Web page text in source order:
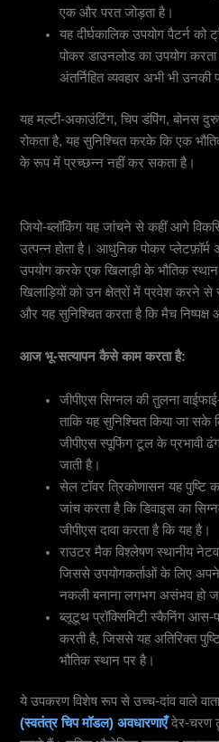
एक और परत जोड़ता है।
यह दीर्घकालिक उपयोग पैटर्न
पोकर डाउनलोड का उपयोग
अंतर्निहित व्यवहार अभी भी
यह मल्टी-अकाउंटिंग, चिप डंपिंग, बोनस
रोकता है, यह सुनिश्चित करके कि एक
के रूप में प्रच्छन्न नहीं कर सकता है।
जियो-ब्लॉकिंग यह जांचने से कहीं आगे
उत्पन्न होता है। आधुनिक पोकर प्लेटफ़ॉर्म
उपयोग करके एक खिलाड़ी के भौतिक
खिलाड़ियों को उन क्षेत्रों में प्रवेश करने से
और यह सुनिश्चित करता है कि मैच
आज भू-सत्यापन कैसे काम करता है:
जीपीएस सिग्नल की तुलना
ताकि यह सुनिश्चित किया जा
जीपीएस स्पूफिंग टूल के प्रभावी
जाती है।
सेल टॉवर त्रिकोणासन यह
जांच करता है कि डिवाइस का
जीपीएस दावा करता है कि यह है।
राउटर मैक विश्लेषण स्थानीय
जिससे उपयोगकर्ताओं के लिए
नकली बनाना लगभग असंभव हो
ब्लूटूथ प्रॉक्सिमिटी स्कैनिंग
करती है, जिससे यह अतिरिक्त
भौतिक स्थान पर है।
ये उपकरण विशेष रूप से उच्च-दांव वाले
(स्वतंत्र चिप मॉडल) अवधारणाएँदेर-चरण